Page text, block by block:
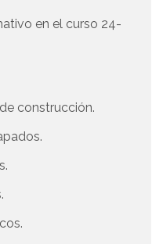
en el curso 24-
construcción.